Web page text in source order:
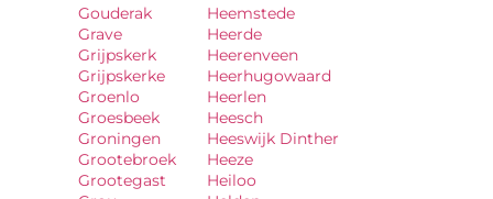
Gouderak
Grave
Grijpskerk
Grijpskerke
Groenlo
Groesbeek
Groningen
Grootebroek
Grootegast
Heemstede
Heerde
Heerenveen
Heerhugowaard
Heerlen
Heesch
Heeswijk Dinther
Heeze
Heiloo